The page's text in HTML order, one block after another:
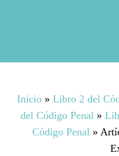
Inicio » Libro 2 del
del Código Penal »
Código Penal »